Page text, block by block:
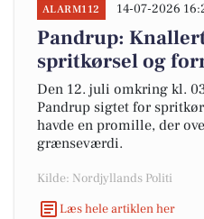
ALARM112 14-07-2026
Pandrup:
spritkørsel og
Den 12. juli omkring kl.
Pandrup sigtet for
havde en promille, der
grænseværdi.
Kilde: Nordjyllands Politi
Læs hele artiklen her